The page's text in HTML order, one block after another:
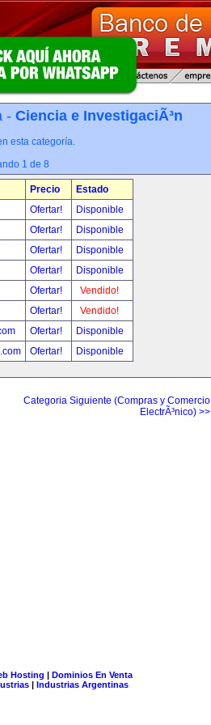
- Ciencia e InvestigaciÃ³n
esta categoría.
1 de 8
Precio
Estado
Ofertar!
Disponible
Ofertar!
Disponible
Ofertar!
Disponible
Ofertar!
Disponible
Ofertar!
Vendido!
Ofertar!
Vendido!
Ofertar!
Disponible
Ofertar! Disponible
Categoria Siguiente (Compras y Comercio
ElectrÃ³nico) >>
Hosting | Dominios En Venta
| Industrias Argentinas